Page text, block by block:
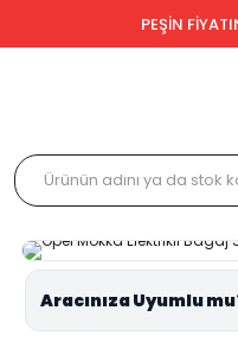
PEŞİN
Aracınıza Uyumlu